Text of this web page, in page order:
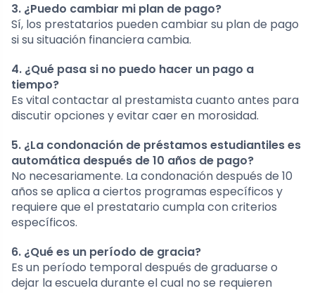
3. ¿Puedo cambiar mi plan de pago?
Sí, los prestatarios pueden cambiar su plan de pago
si su situación financiera cambia.
4. ¿Qué pasa si no puedo hacer un pago a
tiempo?
Es vital contactar al prestamista cuanto antes para
discutir opciones y evitar caer en morosidad.
5. ¿La condonación de préstamos estudiantiles es
automática después de 10 años de pago?
No necesariamente. La condonación después de 10
años se aplica a ciertos programas específicos y
requiere que el prestatario cumpla con criterios
específicos.
6. ¿Qué es un período de gracia?
Es un período temporal después de graduarse o
dejar la escuela durante el cual no se requieren